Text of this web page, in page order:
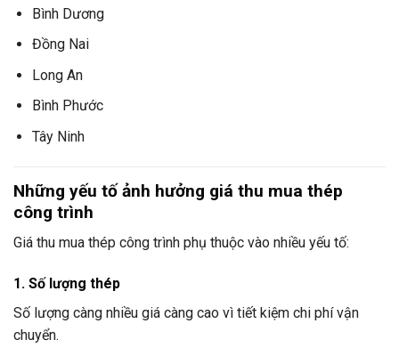
Bình Dương
Đồng Nai
Long An
Bình Phước
Tây Ninh
Những yếu tố ảnh hưởng giá thu mua thép
công trình
Giá thu mua thép công trình phụ thuộc vào nhiều yếu tố:
1. Số lượng thép
Số lượng càng nhiều giá càng cao vì tiết kiệm chi phí vận
chuyển.